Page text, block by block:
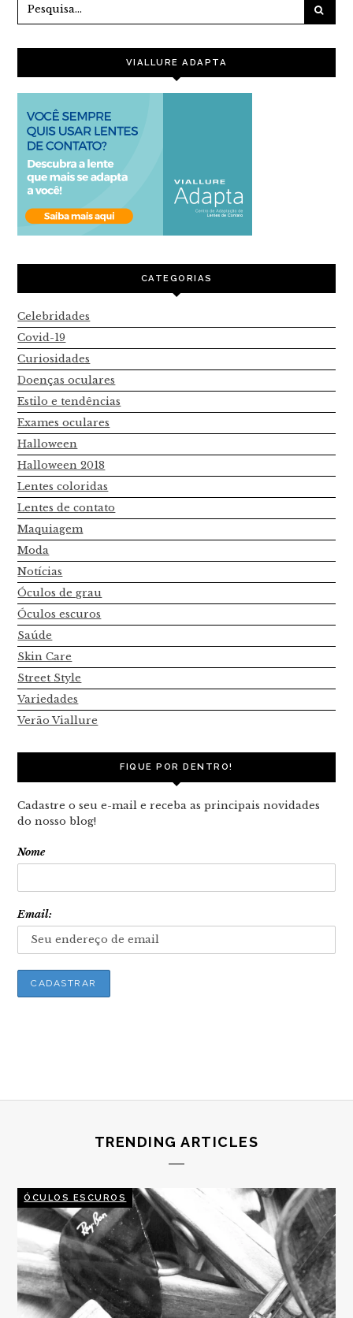
VIALLURE ADAPTA
CATEGORIAS
Celebridades
Covid-19
Curiosidades
Doenças oculares
Estilo e tendências
Exames oculares
Halloween
Halloween 2018
Lentes coloridas
Lentes de contato
Maquiagem
Moda
Notícias
Óculos de grau
Óculos escuros
Saúde
Skin Care
Street Style
Variedades
Verão Viallure
FIQUE POR DENTRO!
Cadastre o seu e-mail e receba as principais novidades
do nosso blog!
Nome
Email:
TRENDING ARTICLES
ÓCULOS ESCUROS